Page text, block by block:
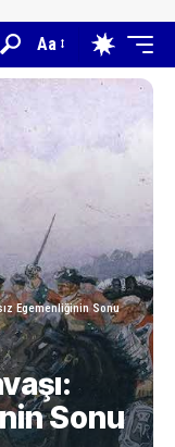
Aa
Egemenliğinin Sonu
Sonu